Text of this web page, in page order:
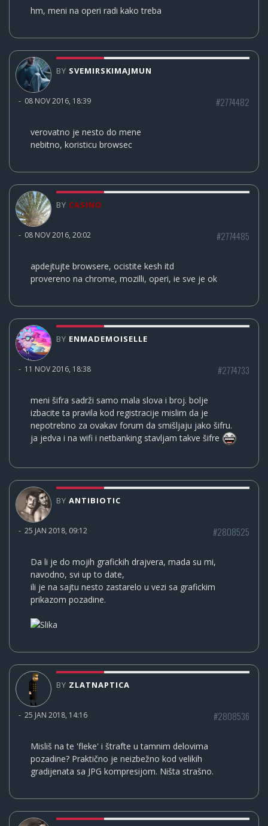
hm, meni na operi radi kako treba
BY SVEMIRSKIMAJMUN
- 08 NOV 2016, 18:39 #2774482
verovatno je nesto do mene
nebitno, koristicu browsec
BY CASINO
- 08 NOV 2016, 20:02 #2774485
apdejtujte browsere, ocistite kesh itd
provereno na chrome, mozilli, operi, ie sve je ok
BY ENMADEMOISELLE
- 11 NOV 2016, 18:38 #2774733
meni šifra sadrži samo mala slova i broj. bolje
izbacite ta pravila kod registracije mislim da je
nepotrebno za ovakav forum da smišljaju jako šifru.
ja jedva i na wifi i netbanking stavljam takve šifre
BY ANTIBIOTIC
- 25 JAN 2018, 09:12 #2808525
Da li je do mojih grafickih drajvera, mada su mi,
navodno, svi up to date,
ili je na sajtu nesto zastarelo u vezi sa grafickim
prikazom pozadine.
BY ZLATNAPTICA
- 25 JAN 2018, 14:16 #2808536
Misliš na te 'fleke' i štrafte u tamnim delovima
pozadine? Praktično je neizbežno kod velikih
gradijenata sa JPG kompresijom. Ništa strašno.